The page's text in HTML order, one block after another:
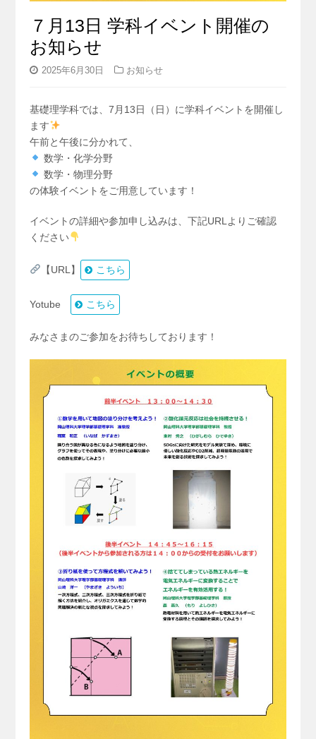
７月13日 学科イベント開催の
お知らせ
2025年6月30日 お知らせ
基礎理学科では、7月13日（日）に学科イベントを開催し
ます
午前と午後に分かれて、
数学・化学分野
数学・物理分野
の体験イベントをご用意しています！
イベントの詳細や参加申し込みは、下記URLよりご確認
ください
【URL】 こちら
Yotube こちら
みなさまのご参加をお待ちしております！